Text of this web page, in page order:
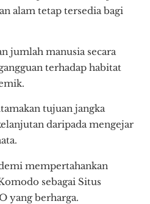
alam tetap tersedia bagi
jumlah manusia secara
terhadap habitat
tujuan jangka
daripada mengejar
mempertahankan
sebagai Situs
yang berharga.